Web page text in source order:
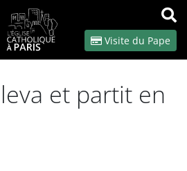
OK
Visite du Pape
et partit en
cookies